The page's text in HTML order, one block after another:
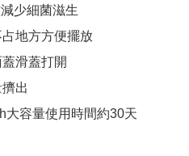
少細菌滋生
地方方便擺放
滑蓋打開
出
大容量使用時間約30天